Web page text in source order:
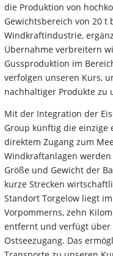
die Produktion von
Gewichtsbereich von 20 t
Windkraftindustrie,
Übernahme verbreitern
Gussproduktion im
verfolgen unseren Kurs,
nachhaltiger Produkte zu
Mit der Integration der
Group künftig die einzige
direktem Zugang zum
Windkraftanlagen
Größe und Gewicht der
kurze Strecken
Standort Torgelow liegt
Vorpommerns, zehn
entfernt und verfügt über
Ostseezugang. Das